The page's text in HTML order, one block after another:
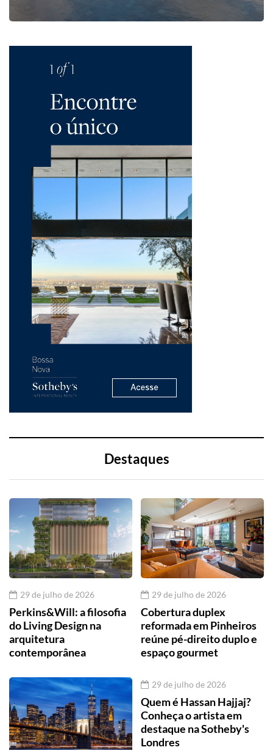
Destaques
29 de julho de 2026
Perkins&Will: a filosofia
do Living Design na
arquitetura
contemporânea
29 de julho de 2026
Cobertura duplex
reformada em Pinheiros
reúne pé-direito duplo e
espaço gourmet
29 de julho de 2026
Quem é Hassan Hajjaj?
Conheça o artista em
destaque na Sotheby's
Londres